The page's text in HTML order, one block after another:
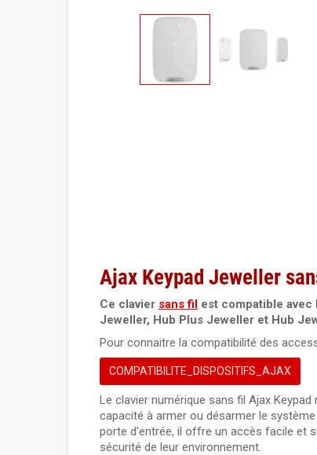
Ajax Keypad Jeweller
Ce clavier sans fil est compatible
Jeweller, Hub Plus Jeweller et Hub
Pour connaitre la compatibilité des
COMPATIBILITE_DISPOSITIFS_AJAX
Le clavier numérique sans fil Ajax
capacité à armer ou désarmer le
porte d'entrée, il offre un accès facile et
sécurité de leur environnement.